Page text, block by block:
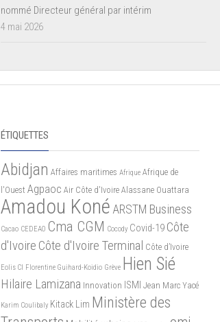
nommé Directeur général par intérim
4 mai 2026
ÉTIQUETTES
Abidjan Affaires maritimes Afrique Afrique de
l'Ouest Agpaoc Air Côte d'Ivoire Alassane Ouattara
Amadou Koné ARSTM Business
Cacao CEDEAO Cma CGM Cocody Covid-19 Côte
d'Ivoire Côte d'Ivoire Terminal Côte d’Ivoire
Eolis CI Florentine Guihard-Koidio Grève Hien Sié
Hilaire Lamizana Innovation ISMI Jean Marc Yacé
Karim Coulibaly Kitack Lim Ministère des